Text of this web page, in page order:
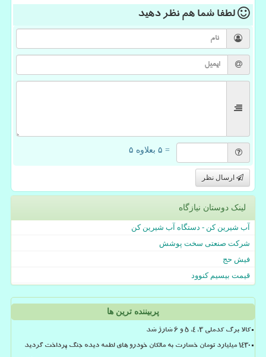
لطفا شما همنظر دهید
= ۵ بعلاوه ۵
ارسال نظر
لینک دوستان نیازگاه
آب شیرین کن - دستگاه آب شیرین کن
شرکت صنعتی سخت پوشش
فیش حج
قیمت بیسیم کنوود
پربیننده ترین ها
کالا برگ کدملی 3، 4، 5 و 6 شارژ شد
۱۴۳۰ میلیارد تومان خسارت به مالکان خودرو های لطمه دیده جنگ پرداخت گردید